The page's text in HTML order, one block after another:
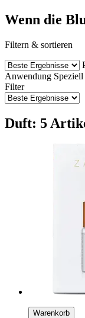
Wenn die
Filtern & sortieren
Anwendung
Filter
Duft: 5
Warenkorb